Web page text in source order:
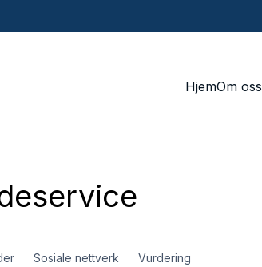
HjemOm oss
Sosiale nettverk Vurdering